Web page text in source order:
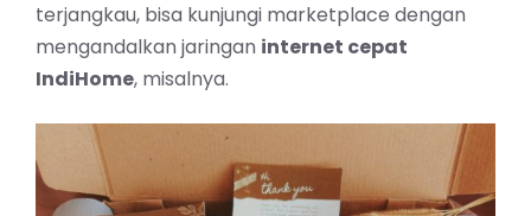
terjangkau, bisa kunjungi marketplace dengan
mengandalkan jaringan internet cepat
IndiHome, misalnya.